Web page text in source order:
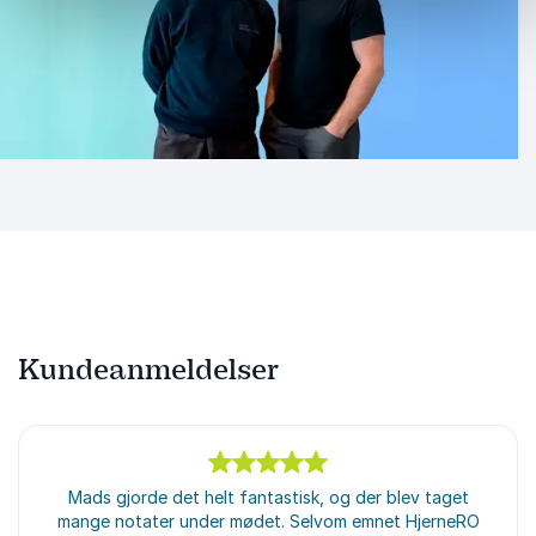
Kundeanmeldelser
ud af5
Mads gjorde det helt fantastisk, og der blev taget
mange notater under mødet. Selvom emnet HjerneRO